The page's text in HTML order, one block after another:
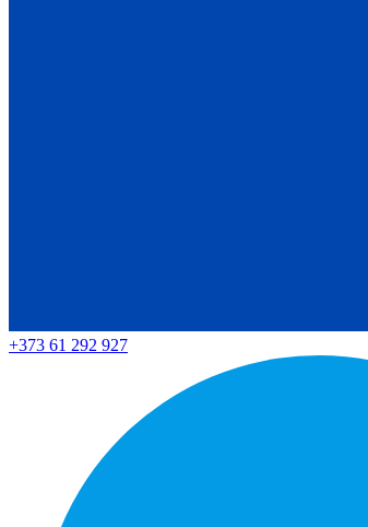
+373 61 292 927